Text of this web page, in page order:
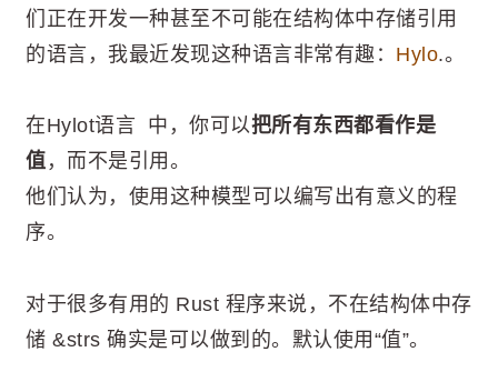
们正在开发一种甚至不可能在结构体中存储引用
的语言，我最近发现这种语言非常有趣： Hylo.。
在Hylot语言 中，你可以把所有东西都看作是
值 ，而不是引用。
他们认为，使用这种模型可以编写出有意义的程
序。
对于很多有用的 Rust 程序来说，不在结构体中存
储 &strs 确实是可以做到的。默认使用“值”。